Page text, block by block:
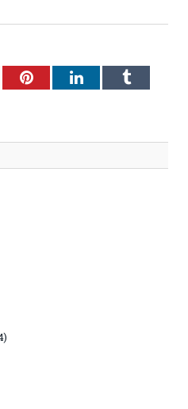
PinterestLinkedInTumblr